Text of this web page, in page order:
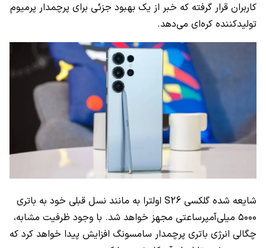
کاربران قرار گرفته که خبر از یک بهبود جزئی برای پرچمدار پرمیوم
تولیدکننده کره‌ای می‌دهد.
شایعه شده گلکسی S26 اولترا به مانند نسل قبلی خود به باتری
۵۰۰۰ میلی‌آمپرساعتی مجهز خواهد شد. با وجود ظرفیت مشابه،
چگالی انرژی باتری پرچمدار سامسونگ افزایش پیدا خواهد کرد که